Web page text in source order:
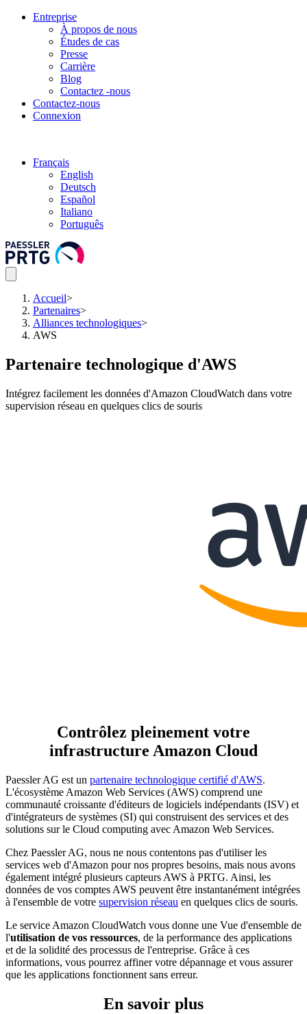
Entreprise
À propos de nous
Études de cas
Presse
Carrière
Blog
Contactez -nous
Contactez-nous
Connexion
Français
English
Deutsch
Español
Italiano
Português
Accueil>
Partenaires>
Alliances technologiques>
AWS
Partenaire technologique d'AWS
Intégrez facilement les données d'Amazon CloudWatch dans votre
supervision réseau en quelques clics de souris
Contrôlez pleinement votre
infrastructure Amazon Cloud
Paessler AG est un partenaire technologique certifié d'AWS.
L'écosystème Amazon Web Services (AWS) comprend une
communauté croissante d'éditeurs de logiciels indépendants (ISV) et
d'intégrateurs de systèmes (SI) qui construisent des services et des
solutions sur le Cloud computing avec Amazon Web Services.
Chez Paessler AG, nous ne nous contentons pas d'utiliser les
services web d'Amazon pour nos propres besoins, mais nous avons
également intégré plusieurs capteurs AWS à PRTG. Ainsi, les
données de vos comptes AWS peuvent être instantanément intégrées
à l'ensemble de votre supervision réseau en quelques clics de souris.
Le service Amazon CloudWatch vous donne une Vue d'ensemble de
l'utilisation de vos ressources, de la performance des applications
et de la solidité des processus de l'entreprise. Grâce à ces
informations, vous pourrez affiner votre dépannage et vous assurer
que les applications fonctionnent sans erreur.
En savoir plus